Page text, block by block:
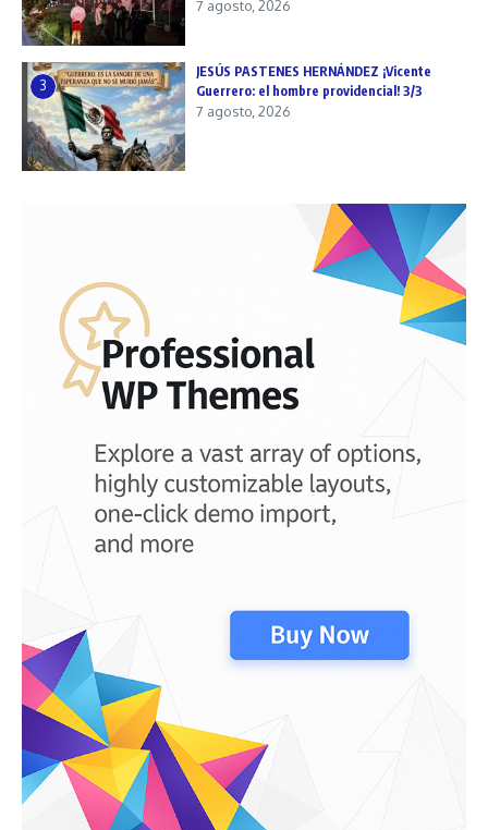
7 agosto, 2026
3
JESÚS PASTENES HERNÁNDEZ ¡Vicente
Guerrero: el hombre providencial! 3/3
7 agosto, 2026